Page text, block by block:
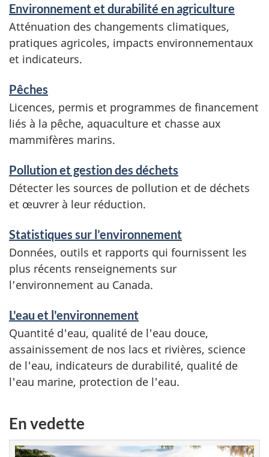
Environnement et durabilité en agriculture
Atténuation des changements climatiques,
pratiques agricoles, impacts environnementaux
et indicateurs.
Pêches
Licences, permis et programmes de financement
liés à la pêche, aquaculture et chasse aux
mammifères marins.
Pollution et gestion des déchets
Détecter les sources de pollution et de déchets
et œuvrer à leur réduction.
Statistiques sur l’environnement
Données, outils et rapports qui fournissent les
plus récents renseignements sur
l’environnement au Canada.
L'eau et l'environnement
Quantité d'eau, qualité de l'eau douce,
assainissement de nos lacs et rivières, science
de l'eau, indicateurs de durabilité, qualité de
l'eau marine, protection de l'eau.
En vedette